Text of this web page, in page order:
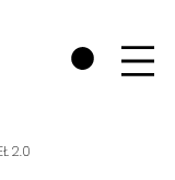
2.0